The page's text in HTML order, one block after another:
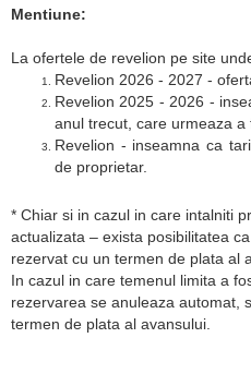
Mentiune:
La ofertele de revelion pe site
Revelion 2026 - 2027 -
Revelion 2025 - 2026 -
anul trecut, care urmeaza
Revelion - inseamna ca
de proprietar.
* Chiar si in cazul in care intalniti
actualizata – exista posibilitatea
rezervat cu un termen de plata al
In cazul in care temenul limita a
rezervarea se anuleaza automat,
termen de plata al avansului.